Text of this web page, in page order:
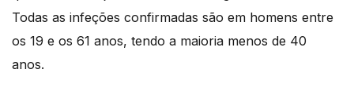
Todas as infeções confirmadas são em homens entre
os 19 e os 61 anos, tendo a maioria menos de 40
anos.